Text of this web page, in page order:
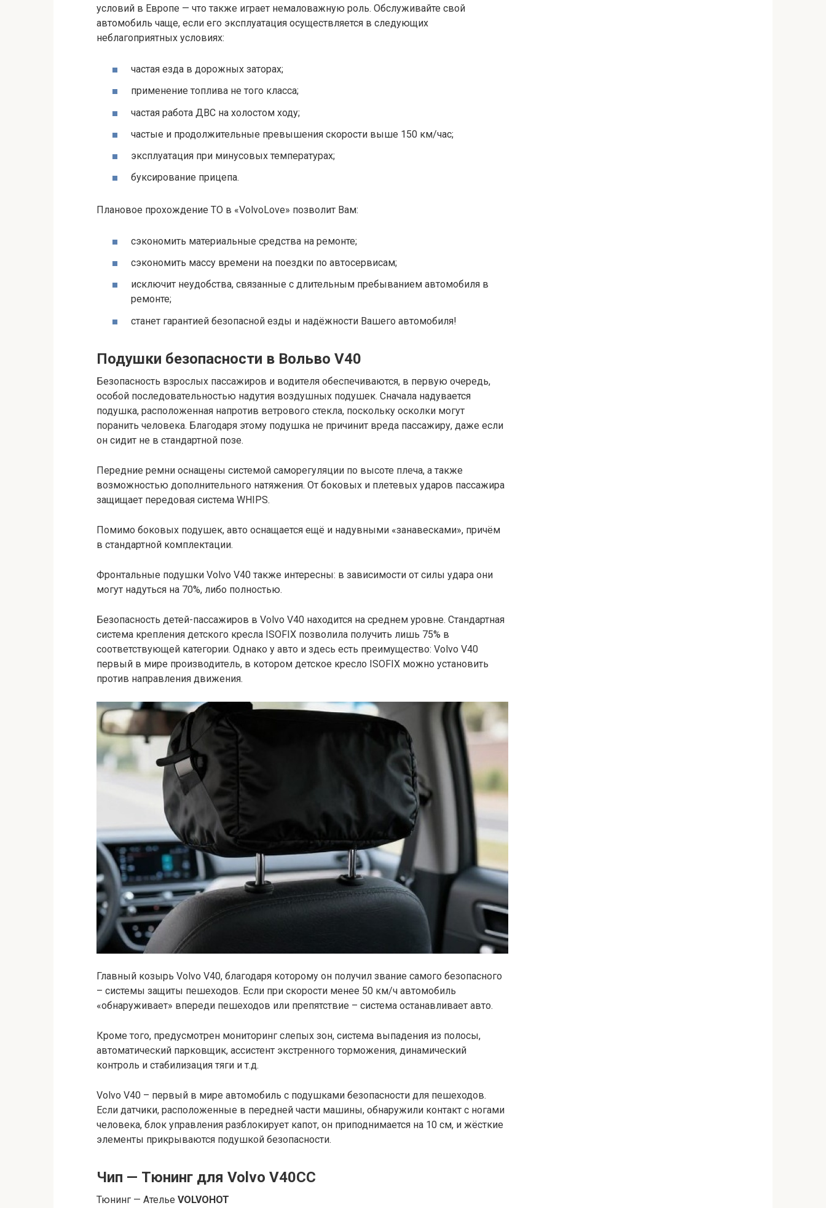
условий в Европе — что также играет немаловажную роль. Обслуживайте свой
автомобиль чаще, если его эксплуатация осуществляется в следующих
неблагоприятных условиях:
частая езда в дорожных заторах;
применение топлива не того класса;
частая работа ДВС на холостом ходу;
частые и продолжительные превышения скорости выше 150 км/час;
эксплуатация при минусовых температурах;
буксирование прицепа.
Плановое прохождение ТО в «VolvoLove» позволит Вам:
сэкономить материальные средства на ремонте;
сэкономить массу времени на поездки по автосервисам;
исключит неудобства, связанные с длительным пребыванием автомобиля в
ремонте;
станет гарантией безопасной езды и надёжности Вашего автомобиля!
Подушки безопасности в Вольво V40
Безопасность взрослых пассажиров и водителя обеспечиваются, в первую очередь,
особой последовательностью надутия воздушных подушек. Сначала надувается
подушка, расположенная напротив ветрового стекла, поскольку осколки могут
поранить человека. Благодаря этому подушка не причинит вреда пассажиру, даже если
он сидит не в стандартной позе.
Передние ремни оснащены системой саморегуляции по высоте плеча, а также
возможностью дополнительного натяжения. От боковых и плетевых ударов пассажира
защищает передовая система WHIPS.
Помимо боковых подушек, авто оснащается ещё и надувными «занавесками», причём
в стандартной комплектации.
Фронтальные подушки Volvo V40 также интересны: в зависимости от силы удара они
могут надуться на 70%, либо полностью.
Безопасность детей-пассажиров в Volvo V40 находится на среднем уровне. Стандартная
система крепления детского кресла ISOFIX позволила получить лишь 75% в
соответствующей категории. Однако у авто и здесь есть преимущество: Volvo V40
первый в мире производитель, в котором детское кресло ISOFIX можно установить
против направления движения.
Главный козырь Volvo V40, благодаря которому он получил звание самого безопасного
– системы защиты пешеходов. Если при скорости менее 50 км/ч автомобиль
«обнаруживает» впереди пешеходов или препятствие – система останавливает авто.
Кроме того, предусмотрен мониторинг слепых зон, система выпадения из полосы,
автоматический парковщик, ассистент экстренного торможения, динамический
контроль и стабилизация тяги и т.д.
Volvo V40 – первый в мире автомобиль с подушками безопасности для пешеходов.
Если датчики, расположенные в передней части машины, обнаружили контакт с ногами
человека, блок управления разблокирует капот, он приподнимается на 10 см, и жёсткие
элементы прикрываются подушкой безопасности.
Чип — Тюнинг для Volvo V40CC
Тюнинг — Ателье VOLVOHOT